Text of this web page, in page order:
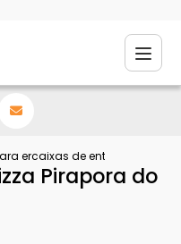
entregar pizza
caixas de entregar pizza
Pirapora do